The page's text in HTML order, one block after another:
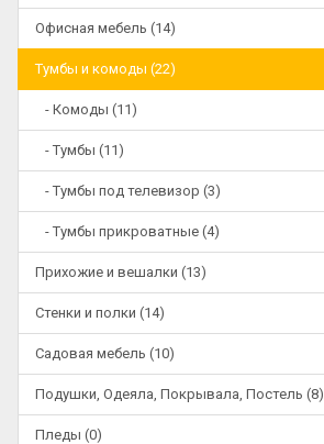
Офисная мебель (14)
Тумбы и комоды (22)
- Комоды (11)
- Тумбы (11)
- Тумбы под телевизор (3)
- Тумбы прикроватные (4)
Прихожие и вешалки (13)
Стенки и полки (14)
Садовая мебель (10)
Подушки, Одеяла, Покрывала, Постель (8)
Пледы (0)